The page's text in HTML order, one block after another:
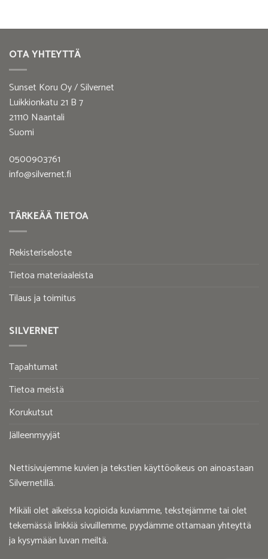
OTA YHTEYTTÄ
Sunset Koru Oy / Silvernet
Luikkionkatu 21 B 7
21110 Naantali
Suomi
0500903761
info@silvernet.fi
TÄRKEÄÄ TIETOA
Rekisteriseloste
Tietoa materiaaleista
Tilaus ja toimitus
SILVERNET
Tapahtumat
Tietoa meistä
Korukutsut
Jälleenmyyjät
Nettisivujemme kuvien ja tekstien käyttöoikeus on ainoastaan
Silvernetillä.
Mikäli olet aikeissa kopioida kuviamme, tekstejämme tai olet
tekemässä linkkiä sivuillemme, pyydämme ottamaan yhteyttä
ja kysymään luvan meiltä.